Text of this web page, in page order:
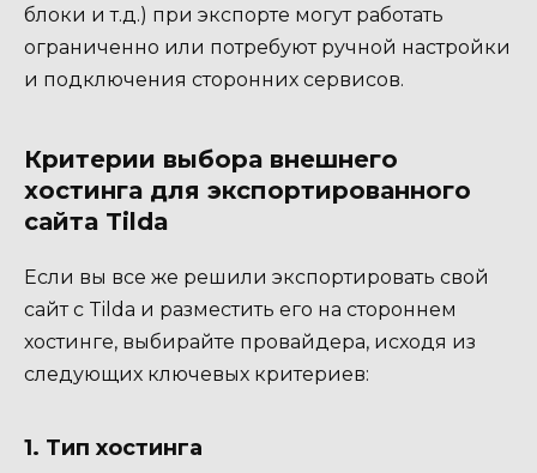
блоки и т.д.) при экспорте могут работать
ограниченно или потребуют ручной настройки
и подключения сторонних сервисов.
Критерии выбора внешнего
хостинга для экспортированного
сайта Tilda
Если вы все же решили экспортировать свой
сайт с Tilda и разместить его на стороннем
хостинге, выбирайте провайдера, исходя из
следующих ключевых критериев:
1. Тип хостинга